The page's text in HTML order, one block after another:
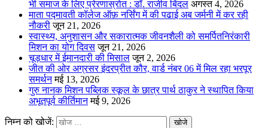
भी समाज के लिए प्रेरणास्रोत : डॉ. राजीव बिंदल अगस्त 4, 2026
माता पद्मावती कॉलेज ऑफ़ नर्सिंग में की पढाई अब जर्मनी में कर रही
नौकरी जून 21, 2026
स्वास्थ्य, अनुशासन और सकारात्मक जीवनशैली को समर्पितनिरंकारी
मिशन का योग दिवस जून 21, 2026
चूड़धार में ईमानदारी की मिसाल जून 2, 2026
जीत की ओर अग्रसर इंदरप्रीत कौर, वार्ड नंबर 06 में मिल रहा भरपूर
समर्थन मई 13, 2026
गुरु नानक मिशन पब्लिक स्कूल के छात्र पार्थ ठाकुर ने स्थापित किया
अभूतपूर्व कीर्तिमान मई 9, 2026
निम्न को खोजें: